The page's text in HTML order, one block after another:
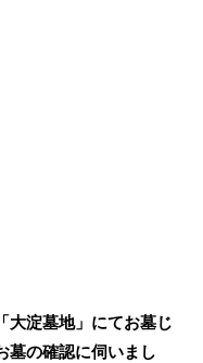
大淀墓地」にてお墓じ
墓の確認に伺いまし